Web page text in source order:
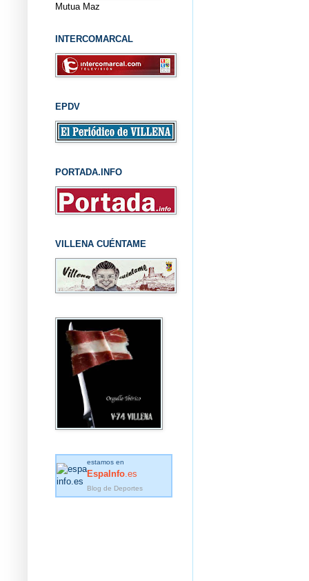
Mutua Maz
INTERCOMARCAL
EPDV
PORTADA.INFO
VILLENA CUÉNTAME
estamos en
EspaInfo .es
Blog de Deportes